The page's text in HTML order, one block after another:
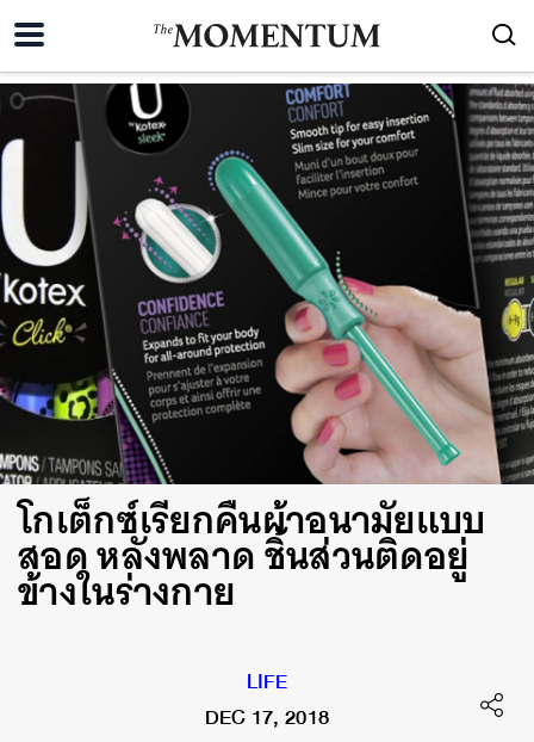
โกเต็กซ์เรียกคืนผ้าอนามัยแบบ
สอด หลังพลาด ชิ้นส่วนติดอยู่
ข้างในร่างกาย
LIFE
DEC 17, 2018